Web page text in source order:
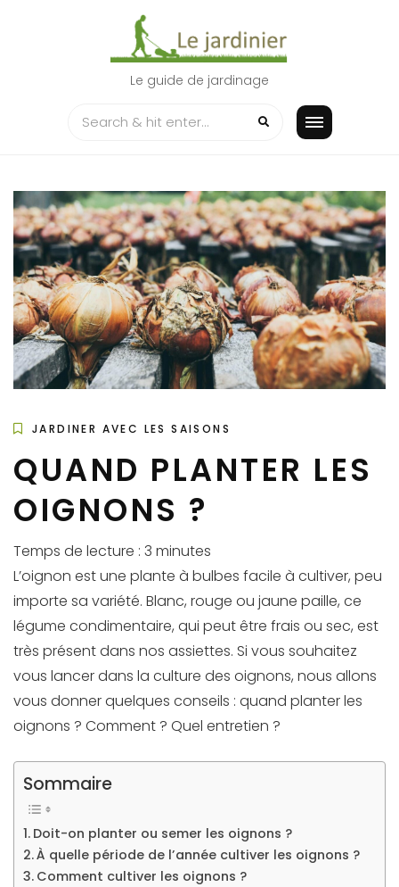
Le guide de jardinage
JARDINER AVEC LES SAISONS
QUAND PLANTER LES
OIGNONS ?
Temps de lecture : 3 minutes
L’oignon est une plante à bulbes facile à cultiver, peu
importe sa variété. Blanc, rouge ou jaune paille, ce
légume condimentaire, qui peut être frais ou sec, est
très présent dans nos assiettes. Si vous souhaitez
vous lancer dans la culture des oignons, nous allons
vous donner quelques conseils : quand planter les
oignons ? Comment ? Quel entretien ?
Sommaire
Doit-on planter ou semer les oignons ?
À quelle période de l’année cultiver les oignons ?
Comment cultiver les oignons ?